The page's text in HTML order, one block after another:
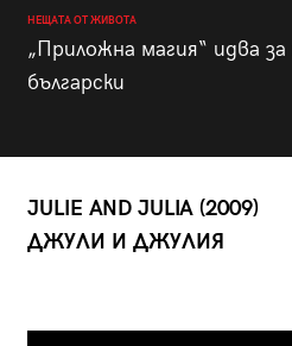
НЕЩАТА ОТ ЖИВОТА
„Приложна магия“ идва
български
JULIE AND JULIA (2009)
ДЖУЛИ И ДЖУЛИЯ